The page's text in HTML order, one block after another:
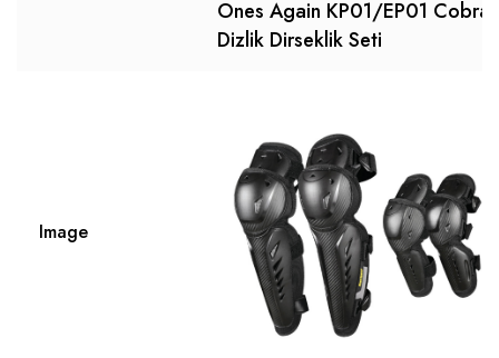
Ones Again KP01/EP01 Cobra
Dizlik Dirseklik Seti
Image